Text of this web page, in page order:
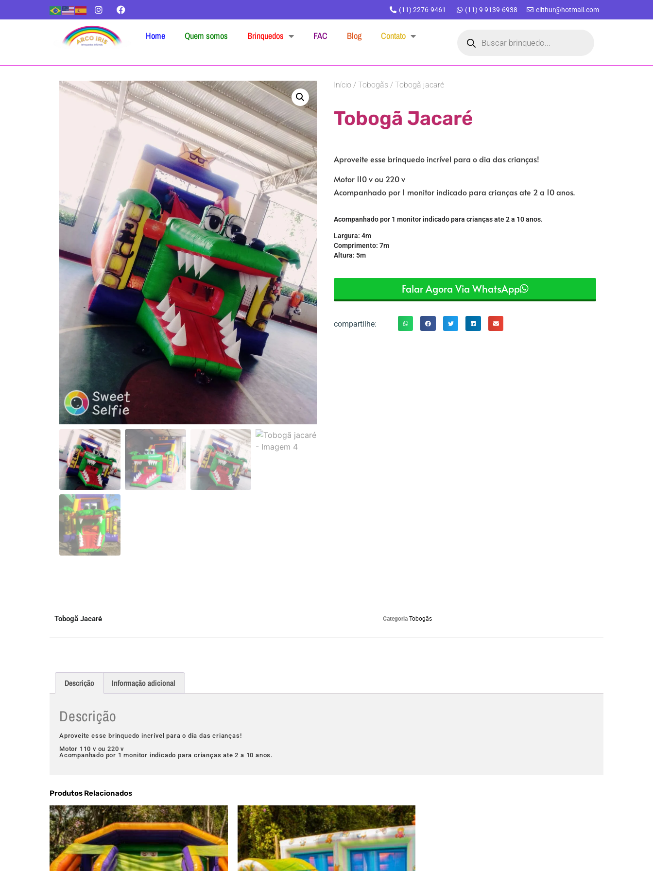
(11) 2276-9461 (11) 9 9139-6938 elithur@hotmail.com
Home Quem somos Brinquedos FAC Blog Contato
Início / Tobogãs / Tobogã jacaré
Tobogã Jacaré
Aproveite esse brinquedo incrível para o dia das crianças!
Motor 110 v ou 220 v
Acompanhado por 1 monitor indicado para crianças ate 2 a 10 anos.
Acompanhado por 1 monitor indicado para crianças ate 2 a 10 anos.
Largura: 4m
Comprimento: 7m
Altura: 5m
Falar Agora Via WhatsApp
compartilhe:
Tobogã Jacaré Categoria Tobogãs
Descrição Informação adicional
Descrição
Aproveite esse brinquedo incrível para o dia das crianças!
Motor 110 v ou 220 v
Acompanhado por 1 monitor indicado para crianças ate 2 a 10 anos.
Produtos Relacionados